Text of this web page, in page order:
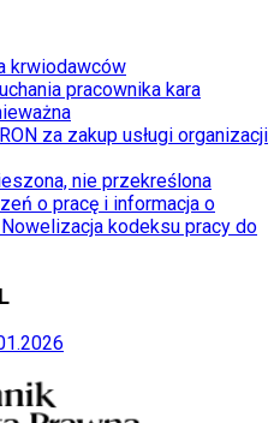
krwiodawców
pracownika kara
za zakup usługi organizacji
nie przekreślona
o pracę i informacja o
kodeksu pracy do